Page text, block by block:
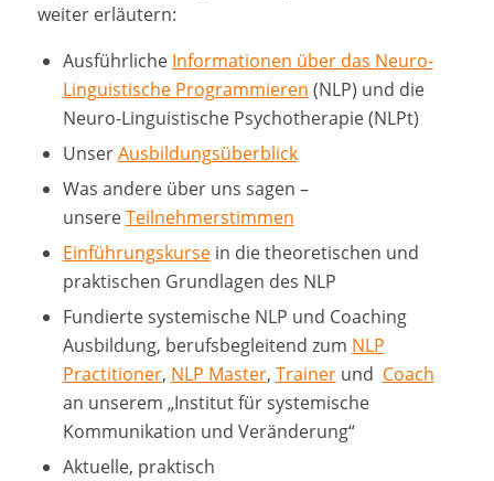
weiter erläutern:
Ausführliche Informationen über das Neuro-
Linguistische Programmieren (NLP) und die
Neuro-Linguistische Psychotherapie (NLPt)
UnserAusbildungsüberblick
Was andere über uns sagen –
unsereTeilnehmerstimmen
Einführungskursein die theoretischen und
praktischen Grundlagen des NLP
Fundierte systemische NLP und Coaching
Ausbildung, berufsbegleitend zum NLP
Practitioner, NLP Master, Trainerund Coach
an unserem „Institut für systemische
Kommunikation und Veränderung“
Aktuelle, praktisch